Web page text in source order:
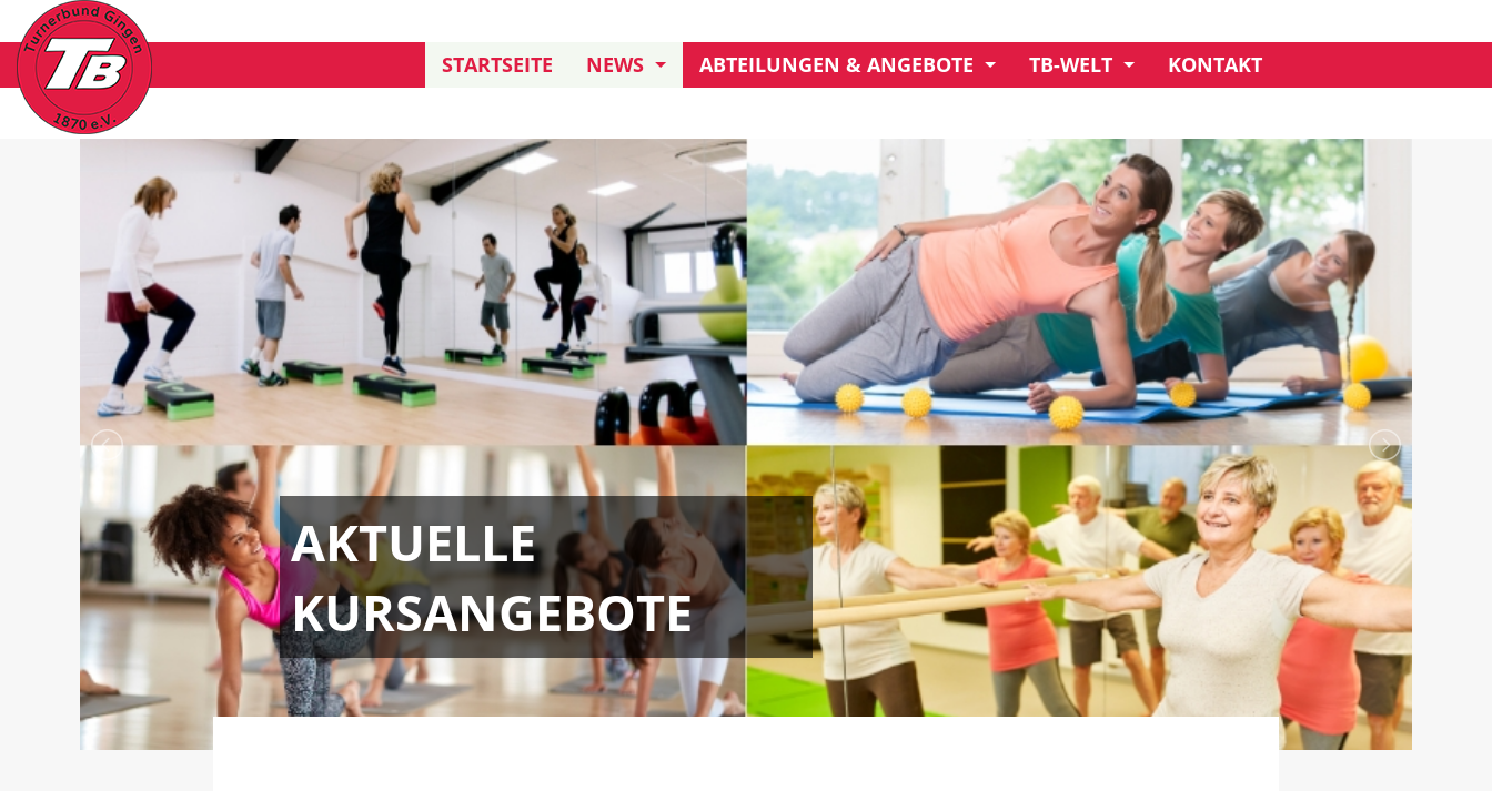
STARTSEITE
NEWS
TERMINE UND AKTIONEN
FREIWILLIGENDIENST
TB IN ERITREA
ABTEILUNGEN & ANGEBOTE
KLETTERN
HANDBALL AKTIVE
HANDBALL JUGEND
BOULE
FUSSBALL
TURNEN
TB-WELT
GESCHÄFTSSTELLE
MITGLIEDSCHAFT
IMPRESSIONEN
VORSTAND
CLUBHAUS
KONTAKT
AKTUELLE
KURSANGEBOTE